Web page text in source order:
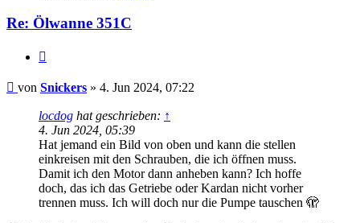
Re: Ölwanne 351C
Beitrag
von Snickers » 4. Jun 2024, 07:22
locdog hat geschrieben: ↑
4. Jun 2024, 05:39
Hat jemand ein Bild von oben und kann die stellen
einkreisen mit den Schrauben, die ich öffnen muss.
Damit ich den Motor dann anheben kann? Ich hoffe
doch, das ich das Getriebe oder Kardan nicht vorher
trennen muss. Ich will doch nur die Pumpe tauschen 🫣